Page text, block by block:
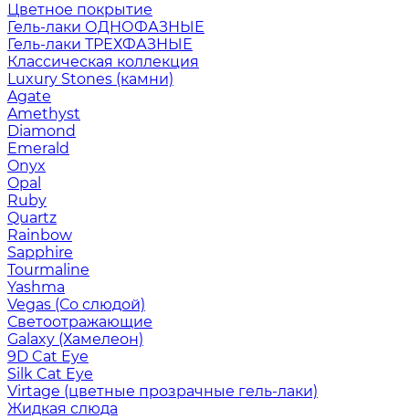
Цветное покрытие
Гель-лаки ОДНОФАЗНЫЕ
Гель-лаки ТРЕХФАЗНЫЕ
Классическая коллекция
Luxury Stones (камни)
Agate
Amethyst
Diamond
Emerald
Onyx
Opal
Ruby
Quartz
Rainbow
Sapphire
Tourmaline
Yashma
Vegas (Со слюдой)
Светоотражающие
Galaxy (Хамелеон)
9D Cat Eye
Silk Cat Eye
Virtage (цветные прозрачные гель-лаки)
Жидкая слюда